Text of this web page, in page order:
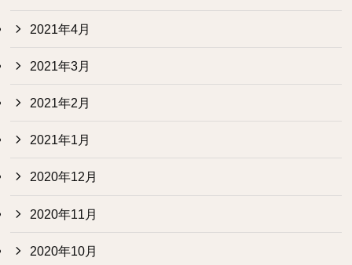
2021年4月
2021年3月
2021年2月
2021年1月
2020年12月
2020年11月
2020年10月